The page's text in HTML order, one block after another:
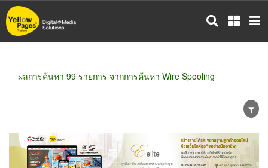
ข้าม
ไป
ผลการค้นหา 99 รายการ จากการค้นหา Wire Spooling
ขายส่ง ขายปลีก ผู้ผลิต
ตัวแทนจัดจำหน่าย